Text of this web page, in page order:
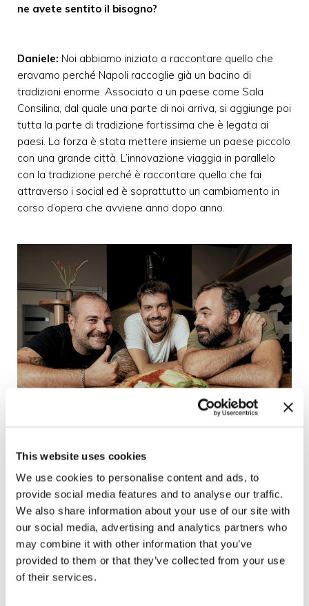
This website uses cookies
We use cookies to personalise content and ads, to
provide social media features and to analyse our traffic.
We also share information about your use of our site with
our social media, advertising and analytics partners who
may combine it with other information that you’ve
provided to them or that they’ve collected from your use
of their services.
ne avete sentito il bisogno?
Daniele: Noi abbiamo iniziato a raccontare quello che
eravamo perché Napoli raccoglie già un bacino di
tradizioni enorme. Associato a un paese come Sala
Consilina, dal quale una parte di noi arriva, si aggiunge poi
tutta la parte di tradizione fortissima che è legata ai
paesi. La forza è stata mettere insieme un paese piccolo
con una grande città. L’innovazione viaggia in parallelo
con la tradizione perché è raccontare quello che fai
attraverso i social ed è soprattutto un cambiamento in
corso d’opera che avviene anno dopo anno.
Dal sud si emigra… ma in fondo si resta lì con il
cuore. Perché il cibo del sud è “quasi mitologico”?
È l’Italia che è così! Tutta questa roba qui
funziona soprattutto all’estero. Ci sono tantissime
differenze culinarie al Nord e al Sud ma l’unica cosa vera,